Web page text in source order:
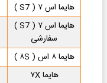
هایما اس ۷ ( S7 )
هایما اس ۷ ( S7 )
سفارشی
هایما ۸ اس ( ۸S )
هایما ۷X